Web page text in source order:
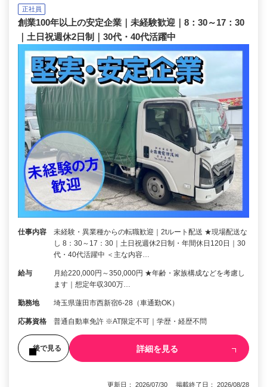
正社員
創業100年以上の安定企業｜未経験歓迎｜8：30～17：30
｜土日祝週休2日制｜30代・40代活躍中
仕事内容
未経験・異業種からの転職歓迎｜2tルート配送 ★現場配送な
し 8：30～17：30｜土日祝週休2日制・年間休日120日｜30
代・40代活躍中 ＜主な内容…
給与
月給220,000円～350,000円 ★年齢・家族構成などを考慮し
ます｜想定年収300万…
勤務地 埼玉県蓮田市西新宿6-28（車通勤OK）
応募資格 普通自動車免許 ※AT限定不可｜学歴・経歴不問
後で見る 詳細を見る
更新日： 2026/07/30 掲載終了日： 2026/08/28